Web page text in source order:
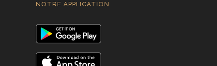
NOTRE APPLICATION